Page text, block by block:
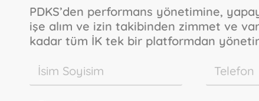
PDKS’den performans yönetimine,
işe alım ve izin takibinden zimmet ve
kadar tüm İK tek bir platformdan